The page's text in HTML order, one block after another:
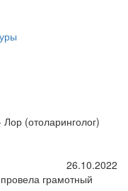
(отоларинголог)
26.10.2022
грамотный